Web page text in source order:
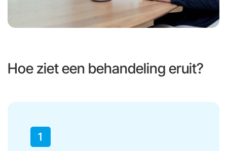
Hoe ziet een behandeling eruit?